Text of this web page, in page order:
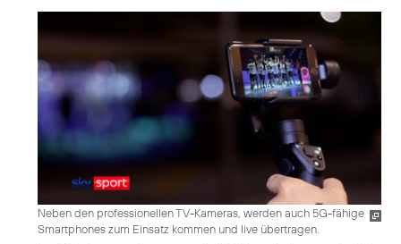
Neben den professionellen TV-Kameras, werden auch 5G-fähige
Smartphones zum Einsatz kommen und live übertragen.